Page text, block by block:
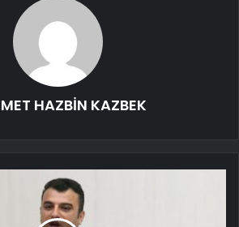
HAZBİN KAZBEK